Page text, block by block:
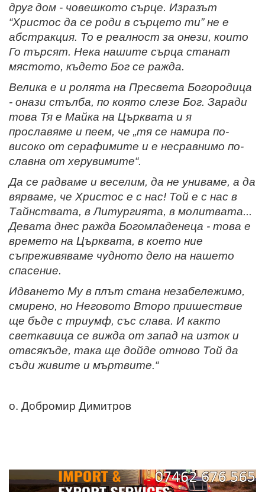
друг дом - човешкото сърце. Изразът
“Христос да се роди в сърцето ти” не е
абстракция. То е реалност за онези, които
Го търсят. Нека нашите сърца станат
мястото, където Бог се ражда.
Велика е и ролята на Пресвета Богородица
- онази стълба, по която слезе Бог. Заради
това Тя е Майка на Църквата и я
прославяме и пеем, че „тя се намира по-
високо от серафимите и е несравнимо по-
славна от херувимите“.
Да се радваме и веселим, да не униваме, а да
вярваме, че Христос е с нас! Той е с нас в
Тайнствата, в Литургията, в молитвата...
Девата днес ражда Богомладенеца - това е
времето на Църквата, в което ние
съпреживяваме чудното дело на нашето
спасение.
Идването Му в плът стана незабележимо,
смирено, но Неговото Второ пришествие
ще бъде с триумф, със слава. И както
светкавица се вижда от запад на изток и
отвсякъде, така ще дойде отново Той да
съди живите и мъртвите.“
о. Добромир Димитров